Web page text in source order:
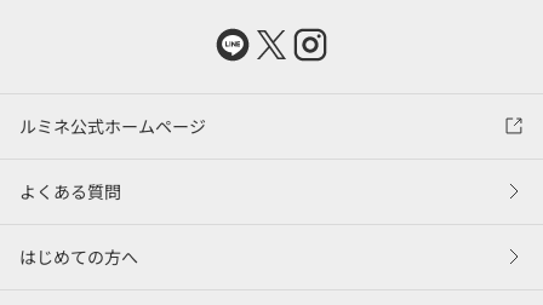
ルミネ公式ホームページ
よくある質問
はじめての方へ